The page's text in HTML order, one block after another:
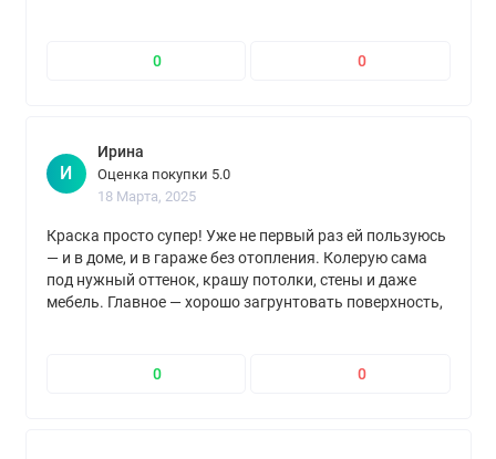
0 0
И
Ирина
Оценка покупки 5.0
18 Марта, 2025
Краска просто супер! Уже не первый раз ей пользуюсь
— и в доме, и в гараже без отопления. Колерую сама
под нужный оттенок, крашу потолки, стены и даже
мебель. Главное — хорошо загрунтовать поверхность,
0
0